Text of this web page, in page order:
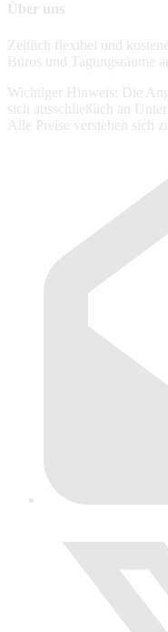
Über uns
Zeitlich flexibel und
Büros und Tagungsräume
Wichtiger Hinweis: Die
sich ausschließlich an
Alle Preise verstehen sich